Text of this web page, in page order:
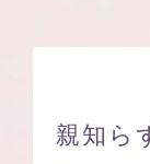
親知ら